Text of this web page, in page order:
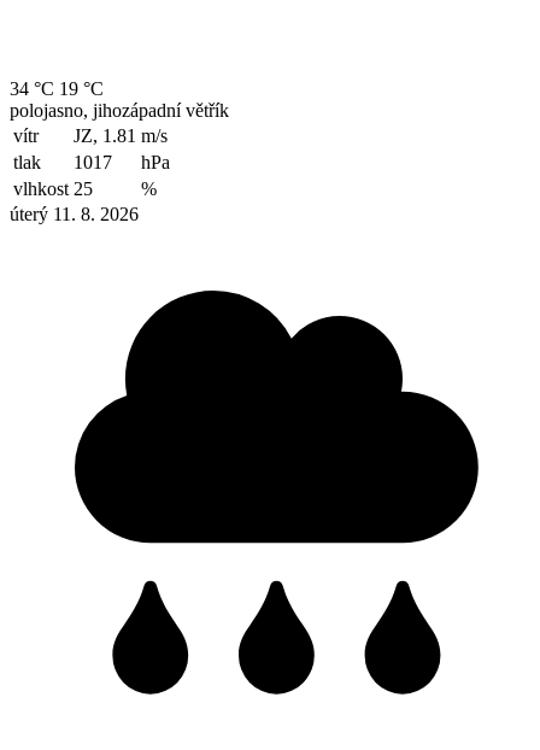
34 °C 19 °C
polojasno, jihozápadní větřík
vítr
JZ, 1.81 m/s
tlak
1017
hPa
vlhkost 25
%
úterý 11. 8. 2026